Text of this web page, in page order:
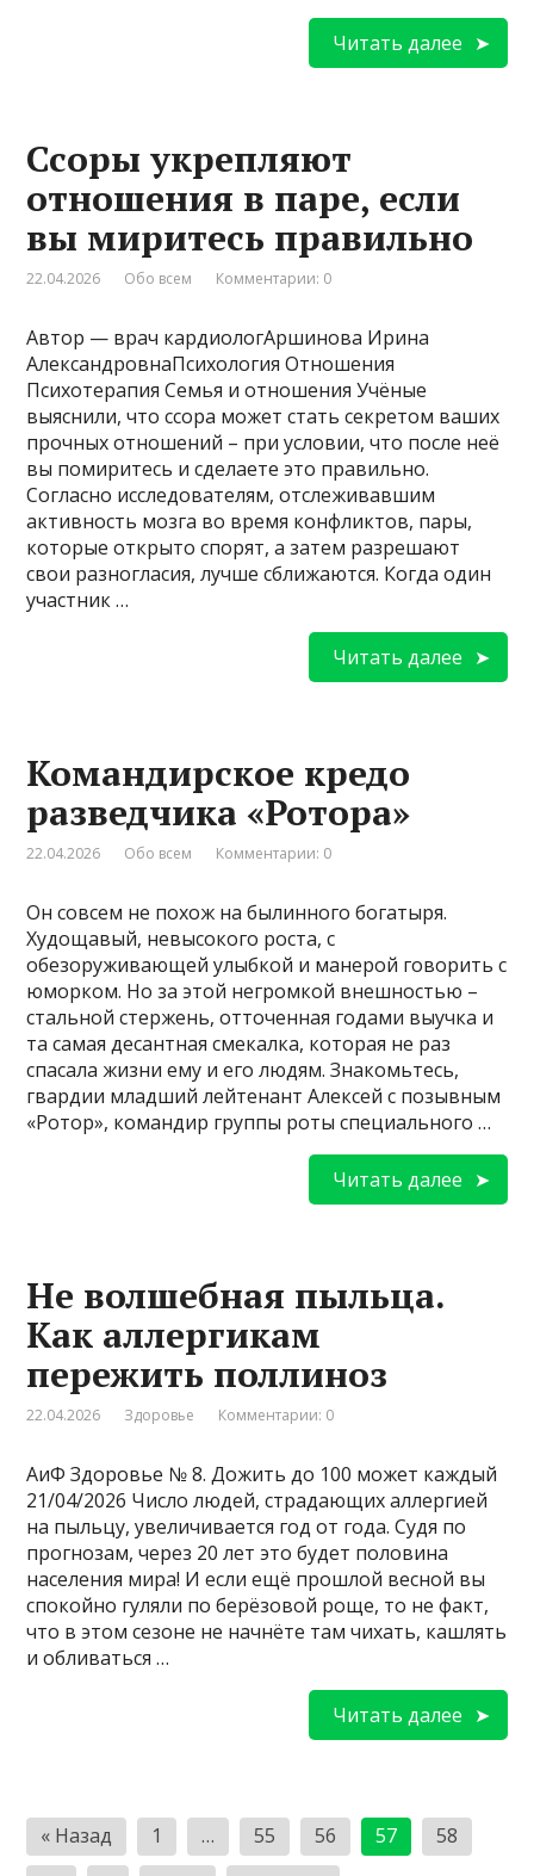
Читать далее
Ссоры укрепляют
отношения в паре, если
вы миритесь правильно
22.04.2026 Обо всем Комментарии: 0
Автор — врач кардиологАршинова Ирина
АлександровнаПсихология Отношения
Психотерапия Семья и отношения Учёные
выяснили, что ссора может стать секретом ваших
прочных отношений – при условии, что после неё
вы помиритесь и сделаете это правильно.
Согласно исследователям, отслеживавшим
активность мозга во время конфликтов, пары,
которые открыто спорят, а затем разрешают
свои разногласия, лучше сближаются. Когда один
участник …
Читать далее
Командирское кредо
разведчика «Ротора»
22.04.2026 Обо всем Комментарии: 0
Он совсем не похож на былинного богатыря.
Худощавый, невысокого роста, с
обезоруживающей улыбкой и манерой говорить с
юморком. Но за этой негромкой внешностью –
стальной стержень, отточенная годами выучка и
та самая десантная смекалка, которая не раз
спасала жизни ему и его людям. Знакомьтесь,
гвардии младший лейтенант Алексей с позывным
«Ротор», командир группы роты специального …
Читать далее
Не волшебная пыльца.
Как аллергикам
пережить поллиноз
22.04.2026 Здоровье Комментарии: 0
АиФ Здоровье № 8. Дожить до 100 может каждый
21/04/2026 Число людей, страдающих аллергией
на пыльцу, увеличивается год от года. Судя по
прогнозам, через 20 лет это будет половина
населения мира! И если ещё прош­лой весной вы
спокойно гуляли по берёзовой роще, то не факт,
что в этом сезоне не начнёте там чихать, кашлять
и обливаться …
Читать далее
Пагинация
« Назад 1 … 55 56 57
58